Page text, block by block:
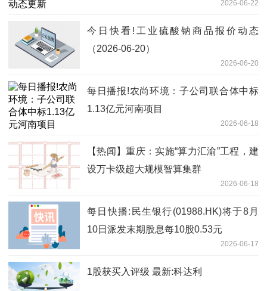
2026-06-22
今日快看!工业硫酸钠商品报价动态
（2026-06-20）
2026-06-20
每日播报!农尚环境：子公司联合体中标
1.13亿元河南项目
2026-06-18
【热闻】重庆：实施“算力汇渝”工程，建
设万卡级超大规模智算集群
2026-06-18
每日快播:民生银行(01988.HK)将于8月
10日派发末期股息每10股0.53元
2026-06-17
1股获买入评级 最新:科达利